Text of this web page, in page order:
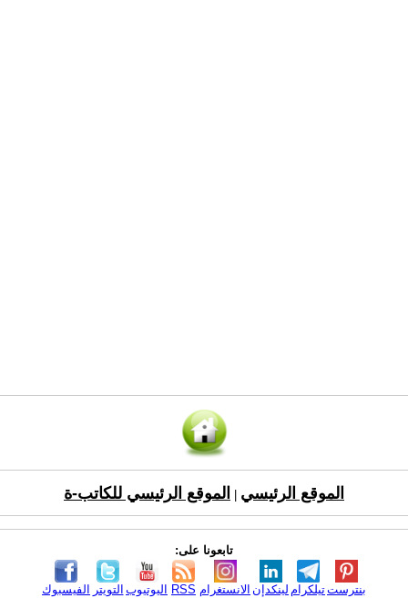
الموقع الرئيسي الموقع الرئيسي للكاتب-ة
تابعونا على:
الفيسبوك التويتر اليوتيوب RSS الانستغرام لينكدإن تيلكرامبنترست